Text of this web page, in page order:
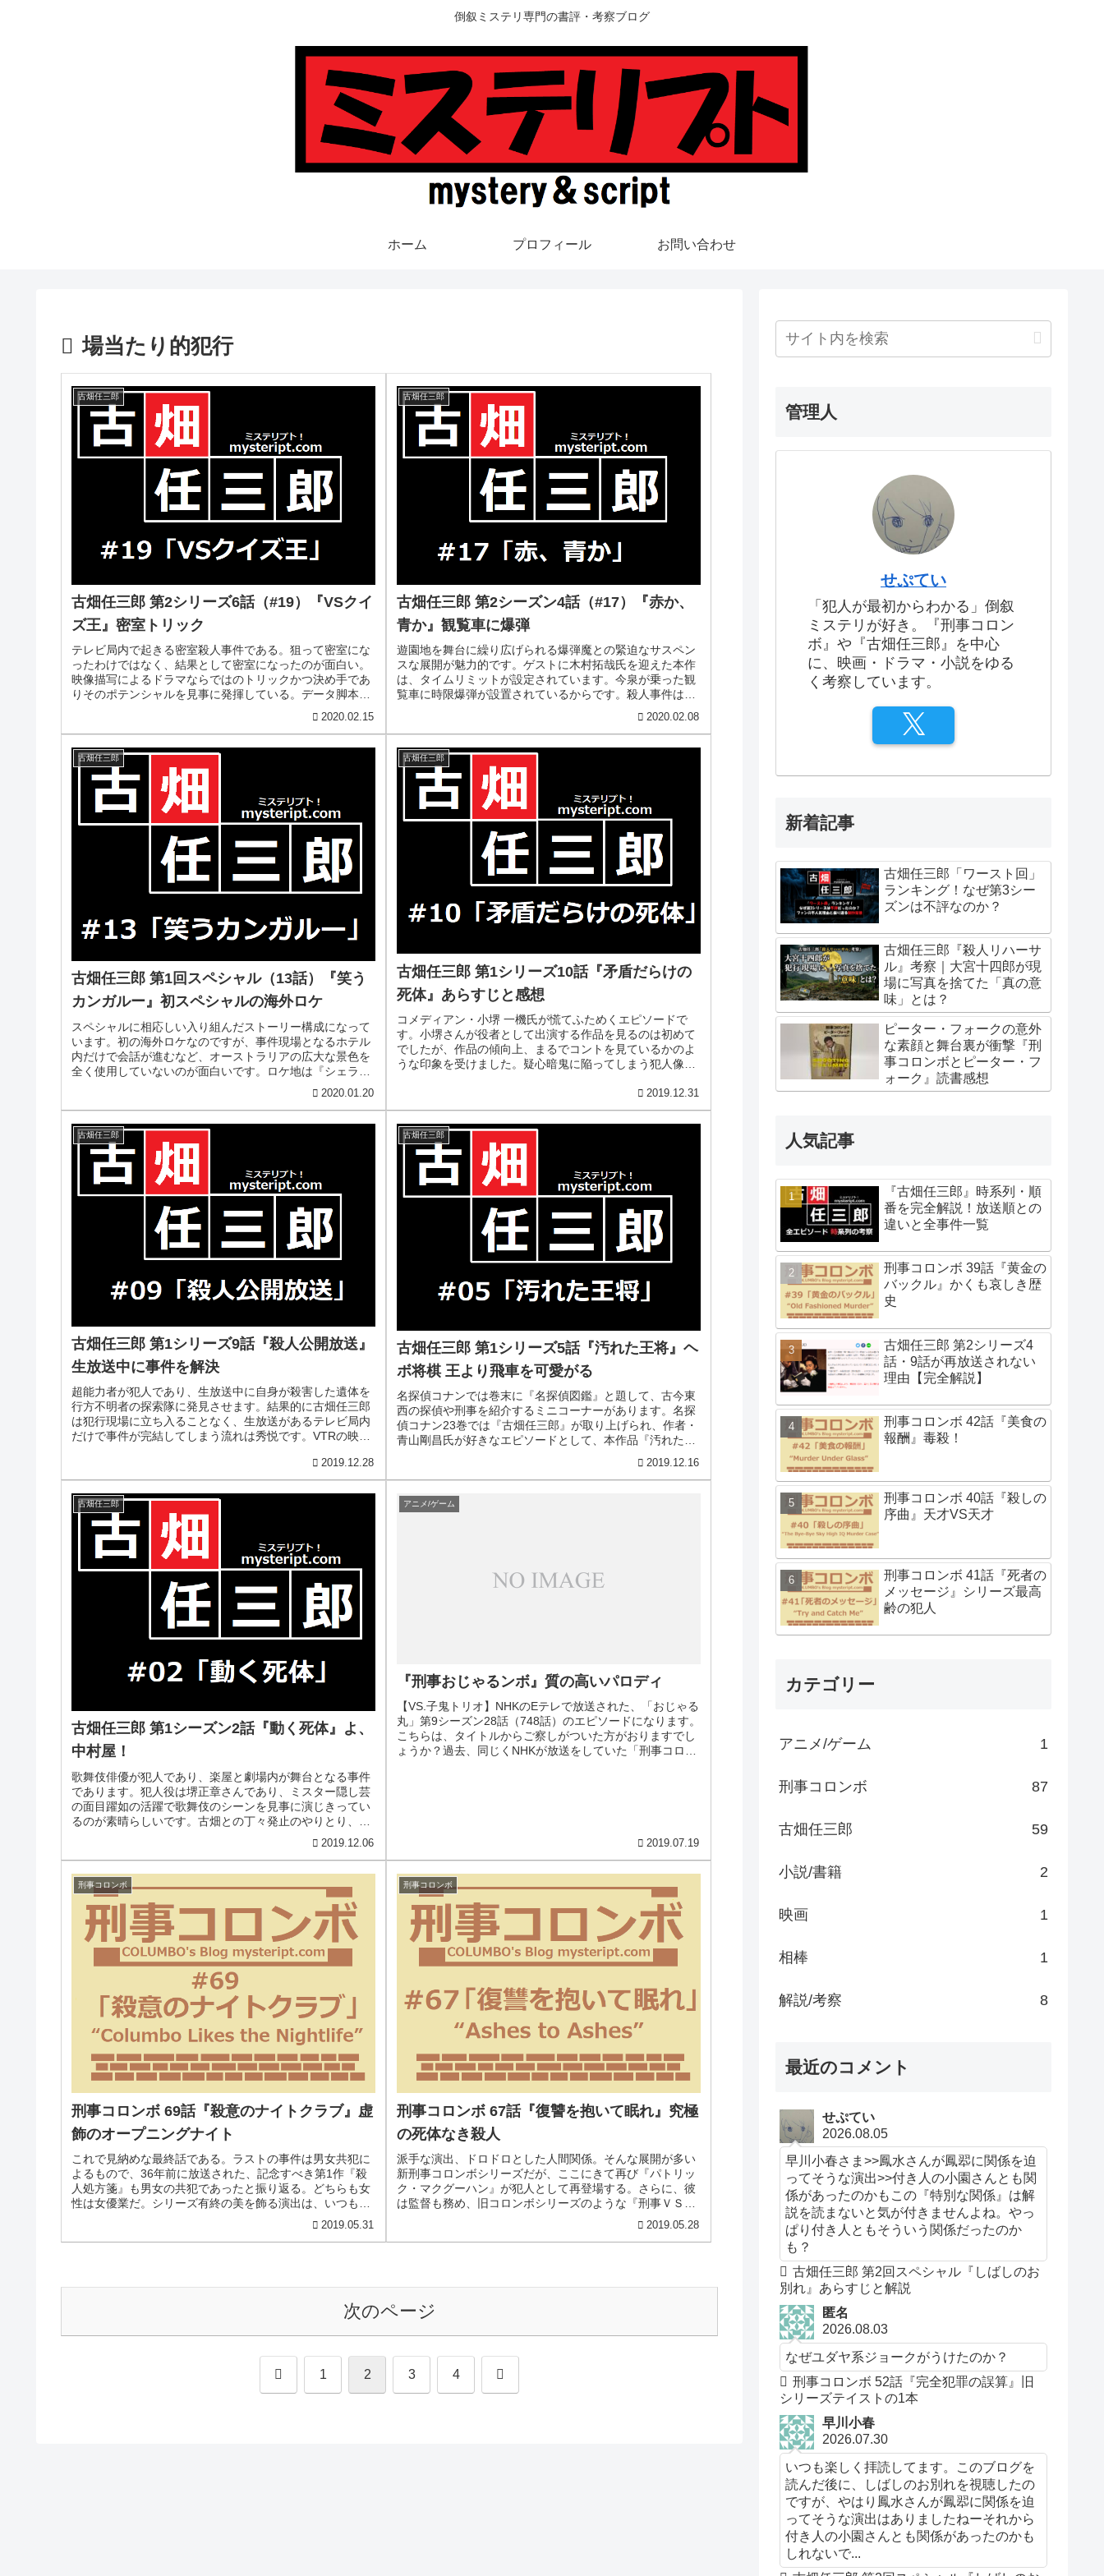
倒叙ミステリ専門の書評・考察ブログ
ホーム プロフィール お問い合わせ
場当たり的犯行
古畑任三郎
古畑任三郎 第2シリーズ6話（#19）『VSクイ
ズ王』密室トリック
テレビ局内で起きる密室殺人事件である。狙って密室にな
ったわけではなく、結果として密室になったのが面白い。
映像描写によるドラマならではのトリックかつ決め手であ
りそのポテンシャルを見事に発揮している。データ脚本：
2020.02.15
古畑任三郎
古畑任三郎 第2シーズン4話（#17）『赤か、
青か』観覧車に爆弾
遊園地を舞台に繰り広げられる爆弾魔との緊迫なサスペン
スな展開が魅力的です。ゲストに木村拓哉氏を迎えた本作
は、タイムリミットが設定されています。今泉が乗った観
覧車に時限爆弾が設置されているからです。殺人事件は発
2020.02.08
古畑任三郎
古畑任三郎 第1回スペシャル（13話）『笑う
カンガルー』初スペシャルの海外ロケ
スペシャルに相応しい入り組んだストーリー構成になって
います。初の海外ロケなのですが、事件現場となるホテル
内だけで会話が進むなど、オーストラリアの広大な景色を
全く使用していないのが面白いです。ロケ地は『シェラト
2020.01.20
古畑任三郎
古畑任三郎 第1シリーズ10話『矛盾だらけの
死体』あらすじと感想
コメディアン・小堺 一機氏が慌てふためくエピソードで
す。小堺さんが役者として出演する作品を見るのは初めて
でしたが、作品の傾向上、まるでコントを見ているかのよ
うな印象を受けました。疑心暗鬼に陥ってしまう犯人像が
2019.12.31
古畑任三郎
古畑任三郎 第1シリーズ9話『殺人公開放送』
生放送中に事件を解決
超能力者が犯人であり、生放送中に自身が殺害した遺体を
行方不明者の探索隊に発見させます。結果的に古畑任三郎
は犯行現場に立ち入ることなく、生放送があるテレビ局内
だけで事件が完結してしまう流れは秀悦です。VTRの映像
2019.12.28
古畑任三郎
古畑任三郎 第1シリーズ5話『汚れた王将』ヘ
ボ将棋 王より飛車を可愛がる
名探偵コナンでは巻末に『名探偵図鑑』と題して、古今東
西の探偵や刑事を紹介するミニコーナーがあります。名探
偵コナン23巻では『古畑任三郎』が取り上げられ、作者・
青山剛昌氏が好きなエピソードとして、本作品『汚れた王
2019.12.16
古畑任三郎
古畑任三郎 第1シーズン2話『動く死体』よ、
中村屋！
歌舞伎俳優が犯人であり、楽屋と劇場内が舞台となる事件
であります。犯人役は堺正章さんであり、ミスター隠し芸
の面目躍如の活躍で歌舞伎のシーンを見事に演じきってい
るのが素晴らしいです。古畑との丁々発止のやりとり、や
2019.12.06
アニメ/ゲーム
『刑事おじゃるンボ』質の高いパロディ
【VS.子鬼トリオ】NHKのEテレで放送された、「おじゃる
丸」第9シーズン28話（748話）のエピソードになります。
こちらは、タイトルからご察しがついた方がおりますでし
ょうか？過去、同じくNHKが放送をしていた「刑事コロン
2019.07.19
刑事コロンボ
刑事コロンボ 69話『殺意のナイトクラブ』虚
飾のオープニングナイト
これで見納めな最終話である。ラストの事件は男女共犯に
よるもので、36年前に放送された、記念すべき第1作『殺
人処方箋』も男女の共犯であったと振り返る。どちらも女
性は女優業だ。シリーズ有終の美を飾る演出は、いつもの
2019.05.31
刑事コロンボ
刑事コロンボ 67話『復讐を抱いて眠れ』究極
の死体なき殺人
派手な演出、ドロドロとした人間関係。そんな展開が多い
新刑事コロンボシリーズだが、ここにきて再び『パトリッ
ク・マクグーハン』が犯人として再登場する。さらに、彼
は監督も務め、旧コロンボシリーズのような『刑事ＶＳ犯
2019.05.28
次のページ
前 1 2 3 4 次
管理人
せぷてい
「犯人が最初からわかる」倒叙
ミステリが好き。『刑事コロン
ボ』や『古畑任三郎』を中心
に、映画・ドラマ・小説をゆる
く考察しています。
新着記事
古畑任三郎「ワースト回」
ランキング！なぜ第3シー
ズンは不評なのか？
古畑任三郎『殺人リハーサ
ル』考察｜大宮十四郎が現
場に写真を捨てた「真の意
味」とは？
ピーター・フォークの意外
な素顔と舞台裏が衝撃『刑
事コロンボとピーター・フ
ォーク』読書感想
人気記事
『古畑任三郎』時系列・順
番を完全解説！放送順との
違いと全事件一覧
刑事コロンボ 39話『黄金の
バックル』かくも哀しき歴
史
古畑任三郎 第2シリーズ4
話・9話が再放送されない
理由【完全解説】
刑事コロンボ 42話『美食の
報酬』毒殺！
刑事コロンボ 40話『殺しの
序曲』天才VS天才
刑事コロンボ 41話『死者の
メッセージ』シリーズ最高
齢の犯人
カテゴリー
アニメ/ゲーム 1
刑事コロンボ 87
古畑任三郎 59
小説/書籍 2
映画 1
相棒 1
解説/考察 8
最近のコメント
せぷてい
2026.08.05
早川小春さま>>鳳水さんが鳳翆に関係を迫
ってそうな演出>>付き人の小園さんとも関
係があったのかもこの『特別な関係』は解
説を読まないと気が付きませんよね。やっ
ぱり付き人ともそういう関係だったのか
も？
古畑任三郎 第2回スペシャル『しばしのお
別れ』あらすじと解説
匿名
2026.08.03
なぜユダヤ系ジョークがうけたのか？
刑事コロンボ 52話『完全犯罪の誤算』旧
シリーズテイストの1本
早川小春
2026.07.30
いつも楽しく拝読してます。このブログを
読んだ後に、しばしのお別れを視聴したの
ですが、やはり鳳水さんが鳳翆に関係を迫
ってそうな演出はありましたねーそれから
付き人の小園さんとも関係があったのかも
しれないで...